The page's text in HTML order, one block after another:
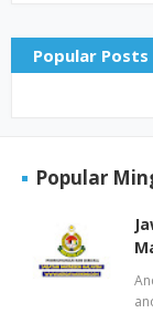
Popular Posts
Popular